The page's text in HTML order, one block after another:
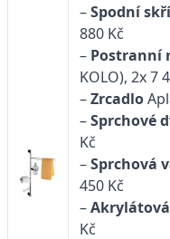
–Spodní
880 Kč
– Postranní
KOLO), 2x 7
–Zrcadlo
–Sprchové
Kč
–Sprchová
450 Kč
–
Kč